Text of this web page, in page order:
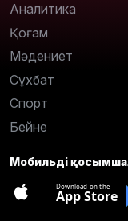
Аналитика
Қоғам
Мәдениет
Сұхбат
Спорт
Бейне
Мобильді
Download on the
App Store